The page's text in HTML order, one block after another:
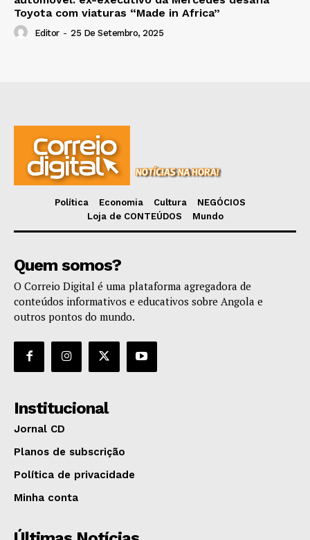
Toyota com viaturas “Made in Africa”
Editor - 25 De Setembro, 2025
Política Economia Cultura
NEGÓCIOS
Loja de CONTEÚDOS
Mundo
Quem somos?
O Correio Digital é uma plataforma agregadora de
conteúdos informativos e educativos sobre Angola e
outros pontos do mundo.
Institucional
Jornal CD
Planos de subscrição
Política de privacidade
Minha conta